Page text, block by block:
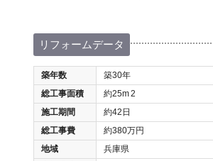
リフォームデータ
築年数
築30年
総工事面積
約25m2
施工期間
約42日
総工事費
約380万円
地域
兵庫県